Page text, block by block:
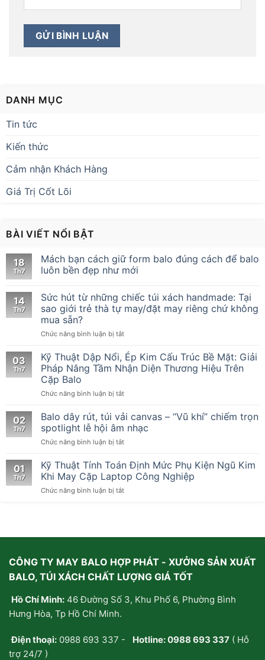
DANH MỤC
Tin tức
Kiến thức
Cảm nhận Khách Hàng
Giá Trị Cốt Lõi
BÀI VIẾT NỔI BẬT
18
Th7
Mách bạn cách giữ form balo đúng cách để balo
luôn bền đẹp như mới
14
Th7
Sức hút từ những chiếc túi xách handmade: Tại
sao giới trẻ thà tự may/đặt may riêng chứ không
mua sẵn?
Chức năng bình luận bị tắtở
hút
từ
những
túi
handmade:
sao
giới
thà
tự
may/
đặt
03
Th7
Kỹ Thuật Dập Nổi, Ép Kim Cấu Trúc Bề Mặt: Giải
Pháp Nâng Tầm Nhận Diện Thương Hiệu Trên
Cặp Balo
Chức năng bình luận bị tắtở
Thuật
Dập
Nổi,
Ép
Cấu
Trúc
Bề
Mặt:
Thương
Hiệu
Trên
Balo
02
Th7
Balo dây rút, túi vải canvas – “Vũ khí” chiếm trọn
spotlight lễ hội âm nhạc
Chức năng bình luận bị tắtở
dây
túi
vải
spotlight
lễ
hội
nhạc
01
Th7
Kỹ Thuật Tính Toán Định Mức Phụ Kiện Ngũ Kim
Khi May Cặp Laptop Công Nghiệp
Chức năng bình luận bị tắtở
Phụ
Ngũ
Khi
Công
CÔNG TY MAY BALO HỢP PHÁT - XƯỞNG SẢN XUẤT
BALO, TÚI XÁCH CHẤT LƯỢNG GIÁ TỐT
Hồ Chí Minh: 46 Đường Số 3, Khu Phố 6, Phường Bình
Hưng Hòa, Tp Hồ Chí Minh.
Điện thoại: 0988 693 337 - Hotline:0988 693 337 ( Hỗ
trợ 24/7 )